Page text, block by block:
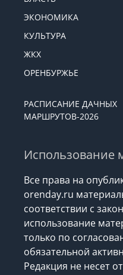
ЭКОНОМИКА
КУЛЬТУРА
ЖКХ
ОРЕНБУРЖЬЕ
РАСПИСАНИЕ ДАЧНЫХ
МАРШРУТОВ-2026
Использование
Все права на
orenday.ru
соответствии с
использование
только по
обязательной
Редакция не несет